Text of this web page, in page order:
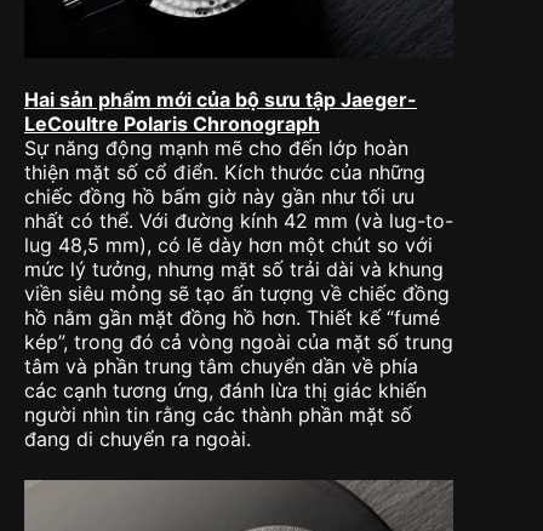
Hai sản phẩm mới của bộ sưu tập Jaeger-
LeCoultre Polaris Chronograph
Sự năng động mạnh mẽ cho đến lớp hoàn
thiện mặt số cổ điển. Kích thước của những
chiếc đồng hồ bấm giờ này gần như tối ưu
nhất có thể. Với đường kính 42 mm (và lug-to-
lug 48,5 mm), có lẽ dày hơn một chút so với
mức lý tưởng, nhưng mặt số trải dài và khung
viền siêu mỏng sẽ tạo ấn tượng về chiếc đồng
hồ nằm gần mặt đồng hồ hơn. Thiết kế “fumé
kép”, trong đó cả vòng ngoài của mặt số trung
tâm và phần trung tâm chuyển dần về phía
các cạnh tương ứng, đánh lừa thị giác khiến
người nhìn tin rằng các thành phần mặt số
đang di chuyển ra ngoài.